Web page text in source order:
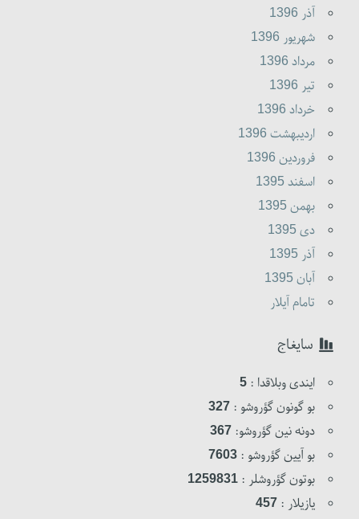
آذر 1396
شهريور 1396
مرداد 1396
تير 1396
خرداد 1396
ارديبهشت 1396
فروردين 1396
اسفند 1395
بهمن 1395
دى 1395
آذر 1395
آبان 1395
تامام آیلار
سایغاج
ایندی وبلاقدا : 5
بو گونون گؤروشو : 327
دونه نین گؤروشو: 367
بو آیین گؤروشو : 7603
بوتون گؤروشلر : 1259831
یازیلار : 457